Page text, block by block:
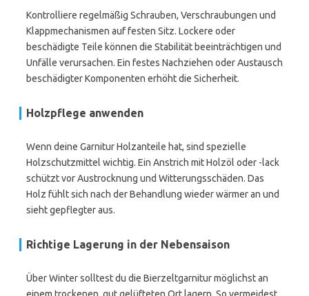
Kontrolliere regelmäßig Schrauben, Verschraubungen und
Klappmechanismen auf festen Sitz. Lockere oder
beschädigte Teile können die Stabilität beeinträchtigen und
Unfälle verursachen. Ein festes Nachziehen oder Austausch
beschädigter Komponenten erhöht die Sicherheit.
Holzpflege anwenden
Wenn deine Garnitur Holzanteile hat, sind spezielle
Holzschutzmittel wichtig. Ein Anstrich mit Holzöl oder -lack
schützt vor Austrocknung und Witterungsschäden. Das
Holz fühlt sich nach der Behandlung wieder wärmer an und
sieht gepflegter aus.
Richtige Lagerung in der Nebensaison
Über Winter solltest du die Bierzeltgarnitur möglichst an